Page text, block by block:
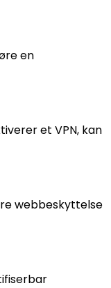
en
et VPN, kan
webbeskyttelse